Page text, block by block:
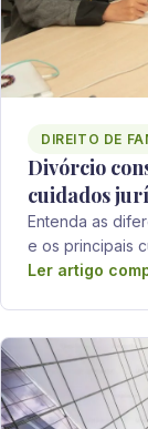
DIREITO DE
Divórcio
cuidados
Entenda as
e os principais
Ler artigo